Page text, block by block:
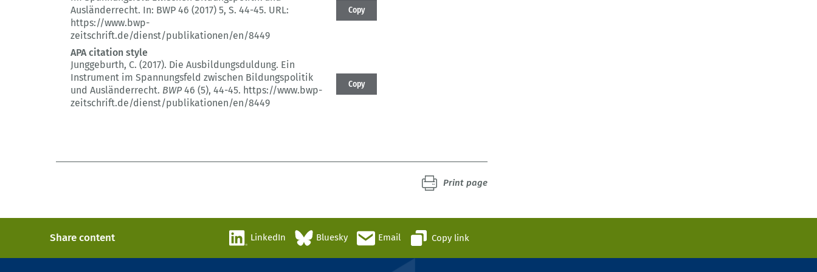
Ausländerrecht. In: BWP 46 (2017) 5, S. 44-45. URL:
https://www.bwp-
zeitschrift.de/dienst/publikationen/en/8449
Copy
APA citation style
Junggeburth, C. (2017). Die Ausbildungsduldung. Ein
Instrument im Spannungsfeld zwischen Bildungspolitik
und Ausländerrecht. BWP46 (5), 44-45. https://www.bwp-
zeitschrift.de/dienst/publikationen/en/8449
Copy
Print page
Share content LinkedIn Bluesky Email Copy link